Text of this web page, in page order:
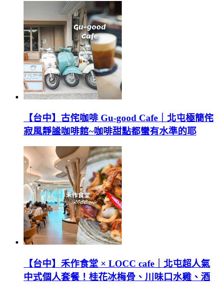
【台中】古侘咖啡 Gu-good Cafe｜北屯極簡侘
寂風靜謐咖啡館~咖啡甜點都蠻有水準的耶
【台中】禾作食堂 × LOCC cafe｜北屯超人氣
中式個人套餐！桂花冰梅骨、川味口水雞、酒